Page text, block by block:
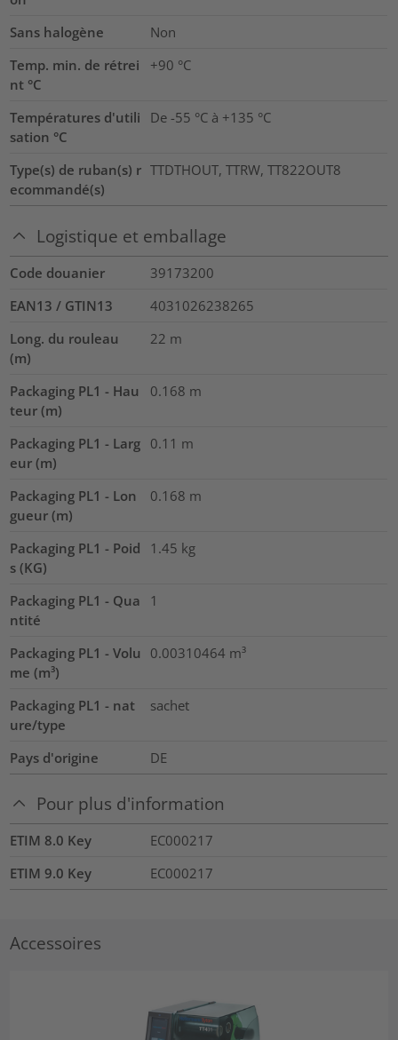
Sans halogène
Non
Temp. min. de rétrei
nt °C
+90 °C
Températures d'utili
sation °C
De -55 °C à +135 °C
Type(s) de ruban(s) r
ecommandé(s)
TTDTHOUT, TTRW, TT822OUT8
Logistique et emballage
Code douanier
39173200
EAN13 / GTIN13
4031026238265
Long. du rouleau
(m)
22 m
Packaging PL1 - Hau
teur (m)
0.168 m
Packaging PL1 - Larg
eur (m)
0.11 m
Packaging PL1 - Lon
gueur (m)
0.168 m
Packaging PL1 - Poid
s (KG)
1.45 kg
Packaging PL1 - Qua
ntité
1
Packaging PL1 - Volu
me (m³)
0.00310464 m³
Packaging PL1 - nat
ure/type
sachet
Pays d'origine DE
Pour plus d'information
ETIM 8.0 Key
EC000217
ETIM 9.0 Key
EC000217
Accessoires